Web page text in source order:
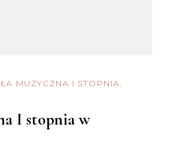
MUZYCZNA I STOPNIA
I stopnia w